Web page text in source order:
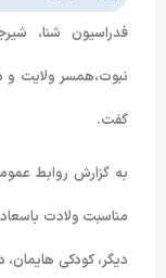
فدراسیون شنا،
نبوت،همسر ولایت و
گفت.
به گزارش روابط
مناسبت ولادت
دیگر، کودکی هایمان،